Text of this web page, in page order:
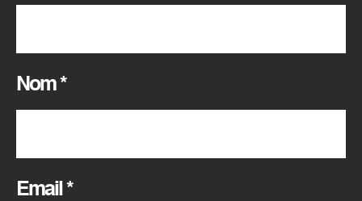
Nom*
Email *